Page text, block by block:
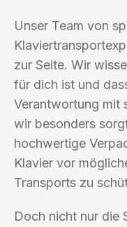
Unser Team von
zur Seite. Wir
für dich ist und
Verantwortung mit
wir besonders
hochwertige
Klavier vor
Transports zu
Doch nicht nur die